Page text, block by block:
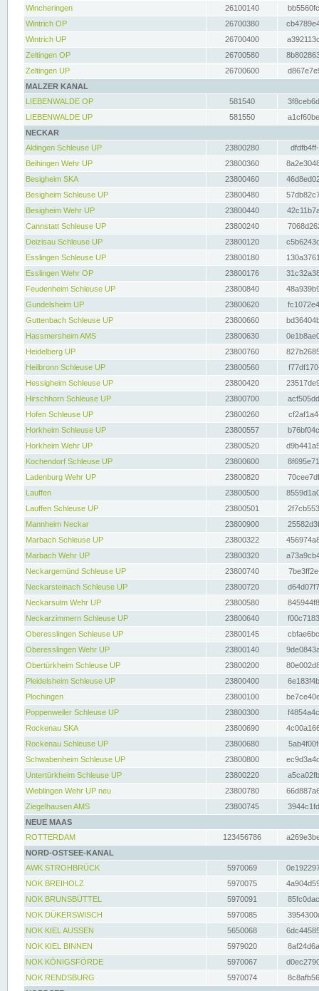
Wincheringen
26100140
Wintrich OP
26700380
Wintrich UP
26700400
Zeltingen OP
26700580
Zeltingen UP
26700600
MALZER KANAL
LIEBENWALDE OP
581540
LIEBENWALDE UP
581550
NECKAR
Aldingen Schleuse UP
23800280
Beihingen Wehr UP
23800360
Besigheim SKA
23800460
Besigheim Schleuse UP
23800480
Besigheim Wehr UP
23800440
Cannstatt Schleuse UP
23800240
Deizisau Schleuse UP
23800120
Esslingen Schleuse UP
23800180
Esslingen Wehr OP
23800176
Feudenheim Schleuse UP
23800840
Gundelsheim UP
23800620
Guttenbach Schleuse UP
23800660
Hassmersheim AMS
23800630
Heidelberg UP
23800760
Heilbronn Schleuse UP
23800560
Hessigheim Schleuse UP
23800420
Hirschhorn Schleuse UP
23800700
Hofen Schleuse UP
23800260
Horkheim Schleuse UP
23800557
Horkheim Wehr UP
23800520
Kochendorf Schleuse UP
23800600
Ladenburg Wehr UP
23800820
Lauffen
23800500
Lauffen Schleuse UP
23800501
Mannheim Neckar
23800900
Marbach Schleuse UP
23800322
Marbach Wehr UP
23800320
Neckargemünd Schleuse UP
23800740
Neckarsteinach Schleuse UP
23800720
Neckarsulm Wehr UP
23800580
Neckarzimmern Schleuse UP
23800640
Oberesslingen Schleuse UP
23800145
Oberesslingen Wehr UP
23800140
Obertürkheim Schleuse UP
23800200
Pleidelsheim Schleuse UP
23800400
Plochingen
23800100
Poppenweiler Schleuse UP
23800300
Rockenau SKA
23800690
Rockenau Schleuse UP
23800680
Schwabenheim Schleuse UP
23800800
Untertürkheim Schleuse UP
23800220
Wieblingen Wehr UP neu
23800780
Ziegelhausen AMS
23800745
NEUE MAAS
ROTTERDAM
123456786
NORD-OSTSEE-KANAL
AWK STROHBRÜCK
5970069
NOK BREIHOLZ
5970075
NOK BRUNSBÜTTEL
5970091
NOK DÜKERSWISCH
5970085
NOK KIEL AUSSEN
5650068
NOK KIEL BINNEN
5979020
NOK KÖNIGSFÖRDE
5970067
NOK RENDSBURG
5970074